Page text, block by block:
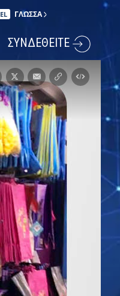
EL ΓΛΩΣΣΑ
ΣΥΝΔΕΘΕΙΤΕ